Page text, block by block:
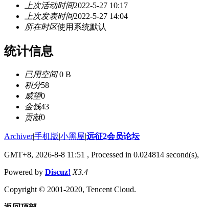
上次活动时间2022-5-27 10:17
上次发表时间2022-5-27 14:04
所在时区使用系统默认
统计信息
已用空间0 B
积分58
威望0
金钱43
贡献0
Archiver|手机版|小黑屋|远征2会员论坛
GMT+8, 2026-8-8 11:51 , Processed in 0.024814
Powered by Discuz! X3.4
Copyright © 2001-2020, Tencent Cloud.